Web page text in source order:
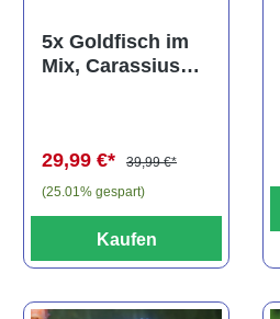
5x Goldfisch im
Mix, Carassius
29,99 €*
39,99 €*
(25.01% gespart)
Kaufen